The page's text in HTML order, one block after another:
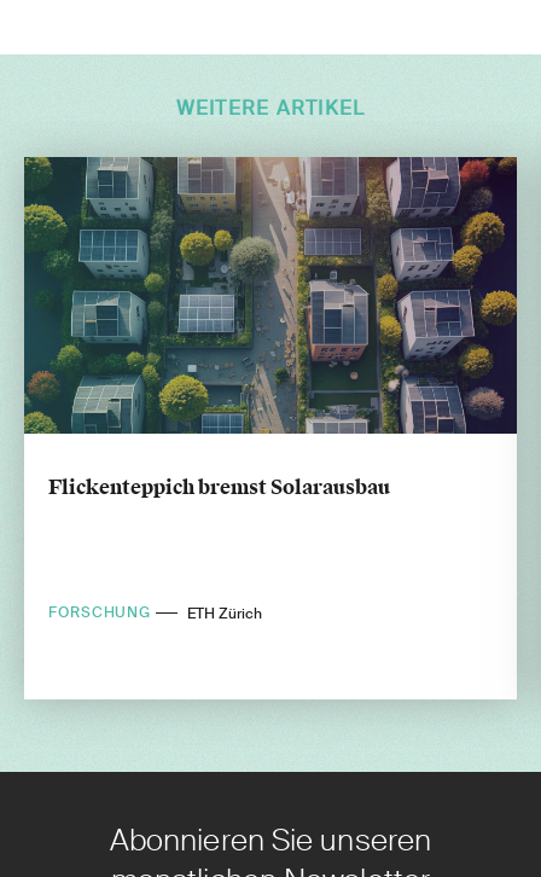
WEITERE ARTIKEL
Flickenteppich bremst Solarausbau
FORSCHUNG ETH Zürich
Abonnieren Sie unseren